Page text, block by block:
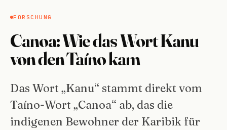
FORSCHUNG
Canoa: Wie das Wort Kanu
von den Taíno kam
Das Wort „Kanu“ stammt direkt vom
Taíno-Wort „Canoa“ ab, das die
indigenen Bewohner der Karibik für